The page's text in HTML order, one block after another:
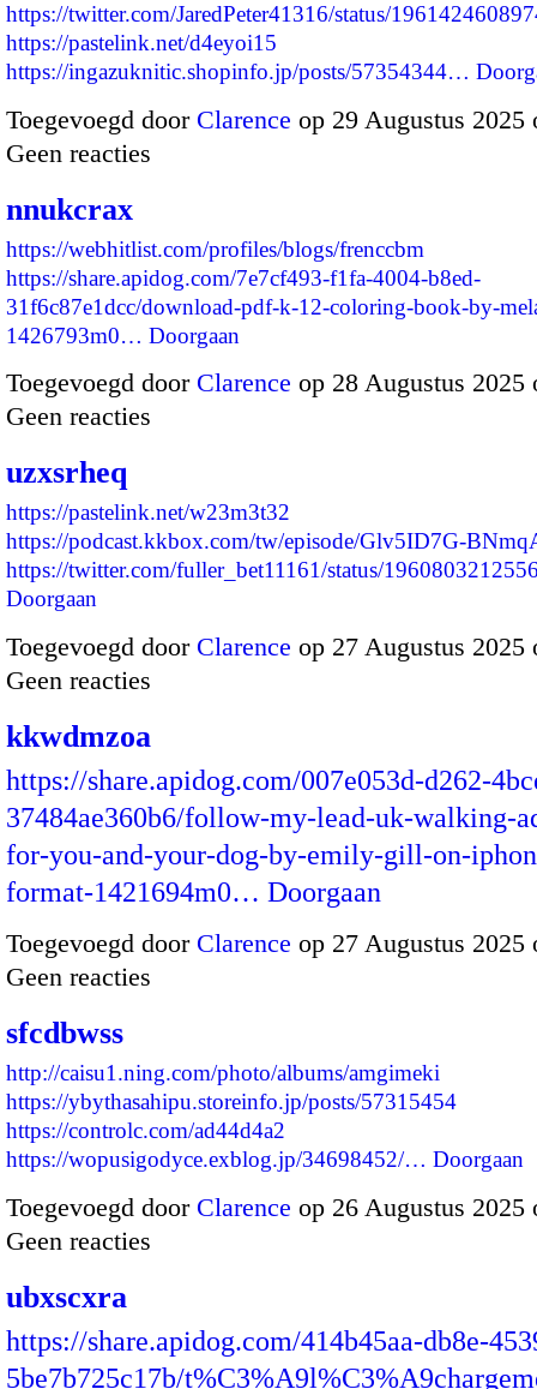
https://twitter.com/JaredPeter41316/status/
https://pastelink.net/d4eyoi15
https://ingazuknitic.shopinfo.jp/posts/57354344…
Toegevoegd door Clarence op 29 Augustus
Geen reacties
nnukcrax
https://webhitlist.com/profiles/blogs/frenccbm
https://share.apidog.com/7e7cf493-f1fa-4004-b8ed-
31f6c87e1dcc/download-pdf-k-12-coloring-book-by-
1426793m0… Doorgaan
Toegevoegd door Clarence op 28 Augustus
Geen reacties
uzxsrheq
https://pastelink.net/w23m3t32
https://podcast.kkbox.com/tw/episode/Glv5ID7G-
https://twitter.com/fuller_bet11161/status/
Doorgaan
Toegevoegd door Clarence op 27 Augustus
Geen reacties
kkwdmzoa
https://share.apidog.com/007e053d-d262-
37484ae360b6/follow-my-lead-uk-walking-
for-you-and-your-dog-by-emily-gill-on-
format-1421694m0… Doorgaan
Toegevoegd door Clarence op 27 Augustus
Geen reacties
sfcdbwss
http://caisu1.ning.com/photo/albums/amgimeki
https://ybythasahipu.storeinfo.jp/posts/57315454
https://controlc.com/ad44d4a2
https://wopusigodyce.exblog.jp/34698452/… Doorgaan
Toegevoegd door Clarence op 26 Augustus
Geen reacties
ubxscxra
https://share.apidog.com/414b45aa-db8e-
5be7b725c17b/